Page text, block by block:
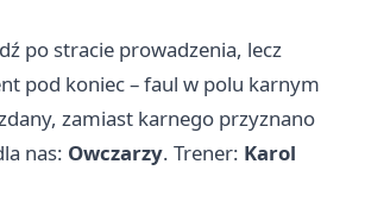
po stracie prowadzenia, lecz
pod koniec – faul w polu karnym
zamiast karnego przyznano
nas: Owczarzy. Trener: Karol